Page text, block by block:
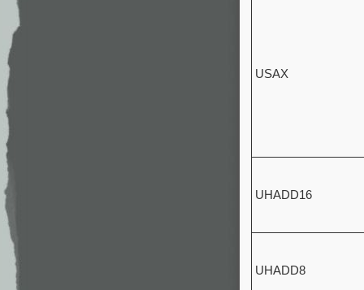
USAX
UHADD16
UHADD8